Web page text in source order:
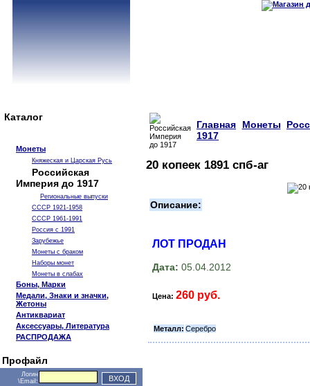
Каталог
Монеты
Княжеская и Царская Русь
Российская
Империя до 1917
Региональные выпуски
СССР 1921-1958
СССР 1961-1991
Россия с 1991
Зарубежье
Монеты с браком
Наборы монет
Монеты в слабах
Боны, Марки
Медали, Знаки и значки,
Жетоны
Антиквариат
Аксессуары, Литература
РАСПРОДАЖА
Профайл
Логин
\Email:
Главная Монеты
1917
20 копеек 1891 спб-аг
Описание:
ЛОТ ПРОДАН
Дата: 05.04.2012
Цена: 260 руб.
Металл: Серебро